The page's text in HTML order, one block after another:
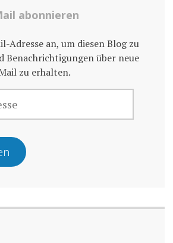
abonnieren
Adresse an, um diesen Blog zu
Benachrichtigungen über neue
zu erhalten.